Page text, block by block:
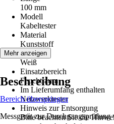
100 mm
Modell
Kabeltester
Material
Kunststoff
Farbton
Weiß
Einsatzbereich
Feuchtraum
Im Lieferumfang enthalten
Netzwerktester
Hinweis zur Entsorgung
Bitte beachten Sie die
Mehr anzeigen
Beschreibung
Bereich überspringen
Messgerät zur Durchgangsprüfung